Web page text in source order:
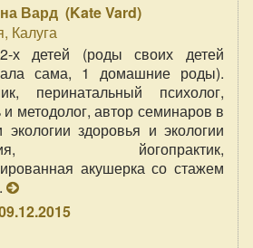
Вард (Kate Vard)
Калуга
х детей (роды своих детей
сама, 1 домашние роды).
перинатальный психолог,
и методолог, автор семинаров в
экологии здоровья и экологии
йогопрактик,
акушерка со стажем